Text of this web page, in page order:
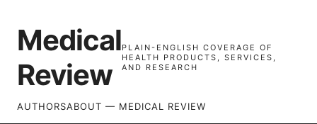
Medical
Review
PLAIN-ENGLISH COVERAGE OF
HEALTH PRODUCTS, SERVICES,
AND RESEARCH
AUTHORSABOUT — MEDICAL REVIEW